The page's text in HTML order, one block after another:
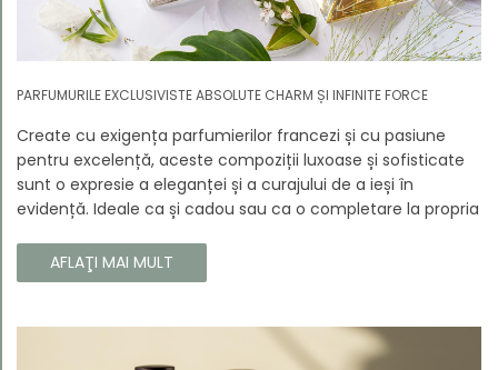
PARFUMURILE EXCLUSIVISTE ABSOLUTE CHARM ȘI INFINITE FORCE
Create cu exigența parfumierilor francezi și cu pasiune
pentru excelență, aceste compoziții luxoase și sofisticate
sunt o expresie a eleganței și a curajului de a ieși în
evidență. Ideale ca și cadou sau ca o completare la propria
să atragă atenția și să emane un caracter unic și puternic.
AFLAŢI MAI MULT